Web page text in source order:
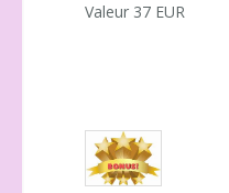
Valeur 37 EUR